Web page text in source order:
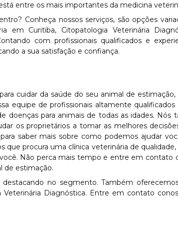
entre os mais importantes da medicina
Conheça nossos serviços, são opções
em Curitiba, Citopatologia Veterinária
com profissionais qualificados e
a sua satisfação e confiança.
cuidar da saúde do seu animal de estimação,
equipe de profissionais altamente qualificados
doenças para animais de todas as idades. Nós
os proprietários a tomar as melhores
saber mais sobre como podemos ajudar
que procura uma clínica veterinária de
Não perca mais tempo e entre em contato
de estimação.
no segmento. Também
Diagnóstica. Entre em contato